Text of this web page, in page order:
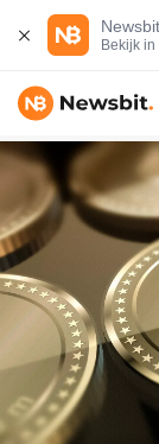
Newsbit
Bekijk